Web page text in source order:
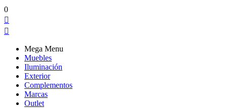
0


Mega Menu
Muebles
Iluminación
Exterior
Complementos
Marcas
Outlet